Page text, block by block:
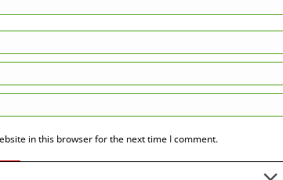
in this browser for the next time I comment.